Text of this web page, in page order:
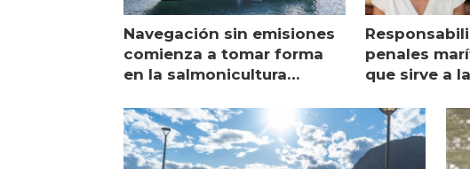
Navegación sin emisiones
comienza a tomar forma
en la salmonicultura
penales
que sirve a la
visión